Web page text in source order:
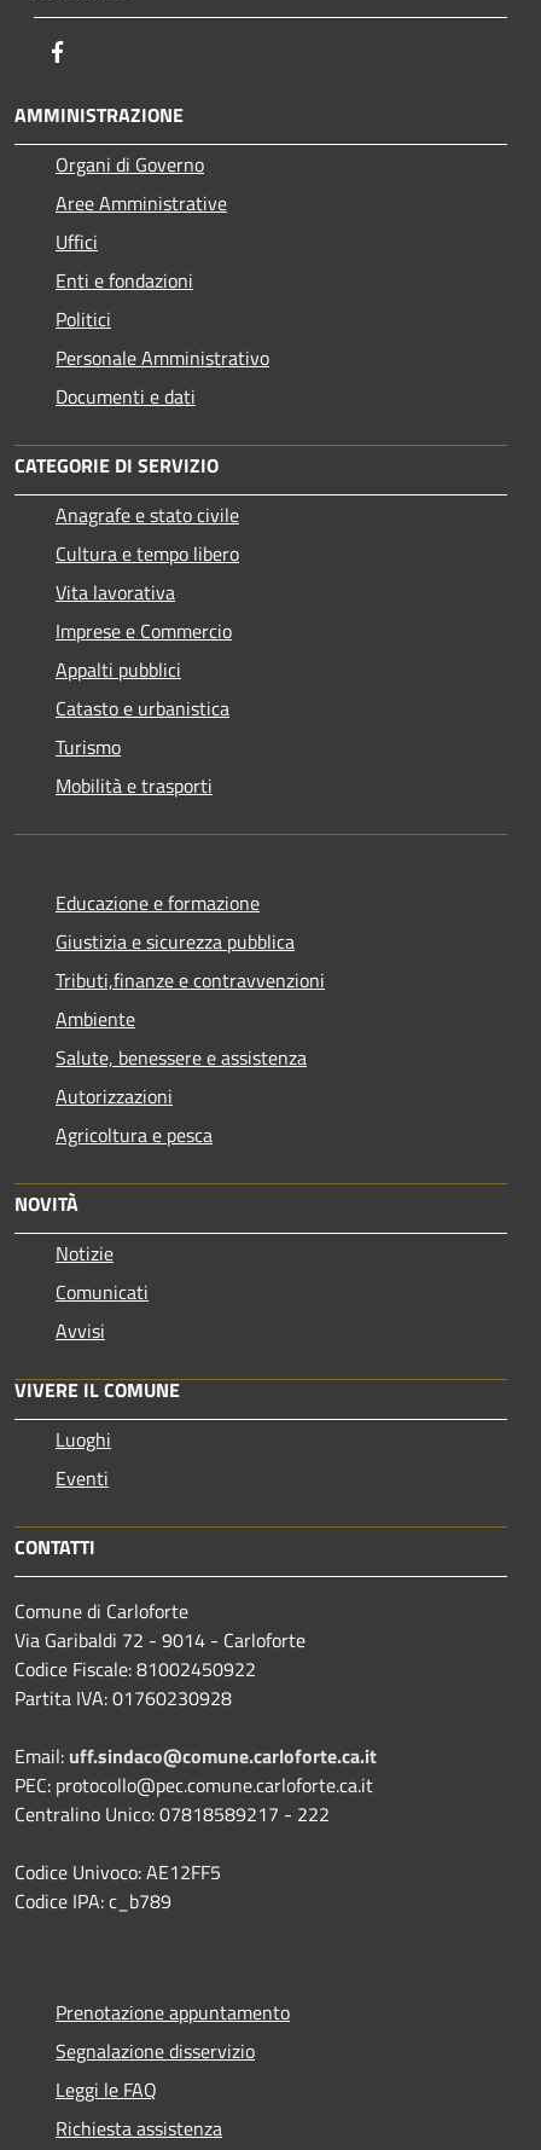
AMMINISTRAZIONE
Organi di Governo
Aree Amministrative
Uffici
Enti e fondazioni
Politici
Personale Amministrativo
Documenti e dati
CATEGORIE DI SERVIZIO
Anagrafe e stato civile
Cultura e tempo libero
Vita lavorativa
Imprese e Commercio
Appalti pubblici
Catasto e urbanistica
Turismo
Mobilità e trasporti
Educazione e formazione
Giustizia e sicurezza pubblica
Tributi,finanze e contravvenzioni
Ambiente
Salute, benessere e assistenza
Autorizzazioni
Agricoltura e pesca
NOVITÀ
Notizie
Comunicati
Avvisi
VIVERE IL COMUNE
Luoghi
Eventi
CONTATTI
Comune di Carloforte
Via Garibaldi 72 - 9014 - Carloforte
Codice Fiscale: 81002450922
Partita IVA: 01760230928
Email: uff.sindaco@comune.carloforte.ca.it
PEC: protocollo@pec.comune.carloforte.ca.it
Centralino Unico: 07818589217 - 222
Codice Univoco: AE12FF5
Codice IPA: c_b789
Prenotazione appuntamento
Segnalazione disservizio
Leggi le FAQ
Richiesta assistenza